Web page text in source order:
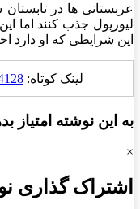
عربستانی ها در
لیورپول جذب کنند اما
این شرایطی که او دارد
لینک کوتاه:
به این نوشته امتیاز
×
اشتراک گذاری